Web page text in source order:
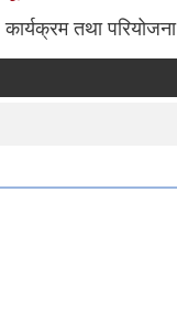
कार्यक्रम तथा परियोजना